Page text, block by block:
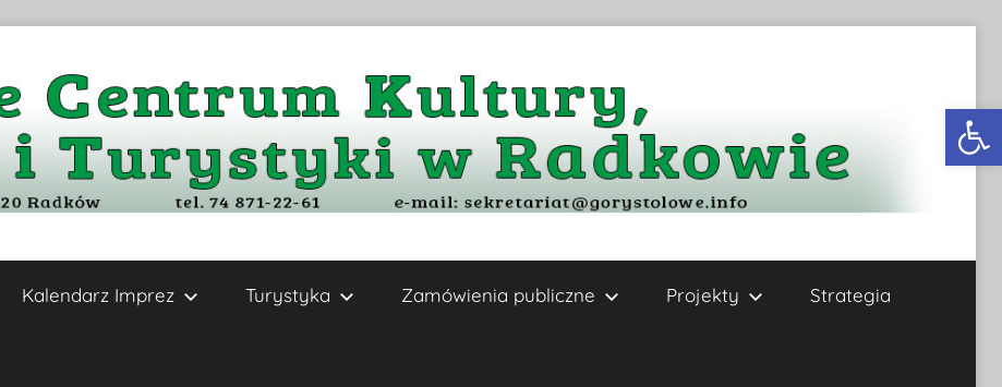
Kalendarz Imprez Turystyka Zamówienia publiczne Projekty Strategia